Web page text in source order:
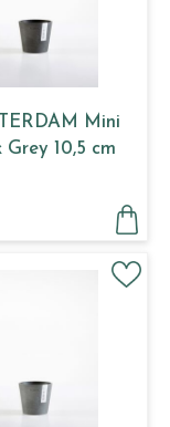
Mini
Grey 10,5 cm